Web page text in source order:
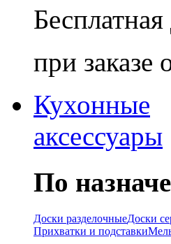
Бесплатная
при заказе
Кухонные
аксессуары
По
Доски разделочныеДоски
Прихватки и подставки